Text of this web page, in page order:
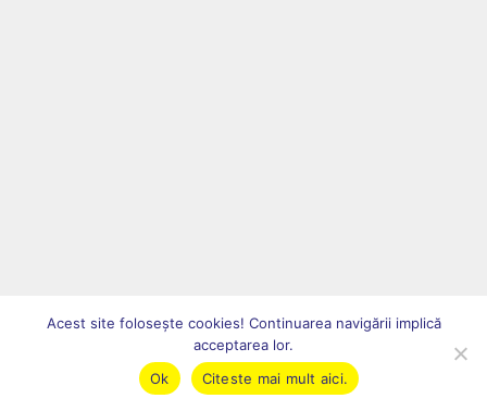
Acest site foloseşte cookies! Continuarea navigării implică
acceptarea lor.
Ok
Citeste mai mult aici.